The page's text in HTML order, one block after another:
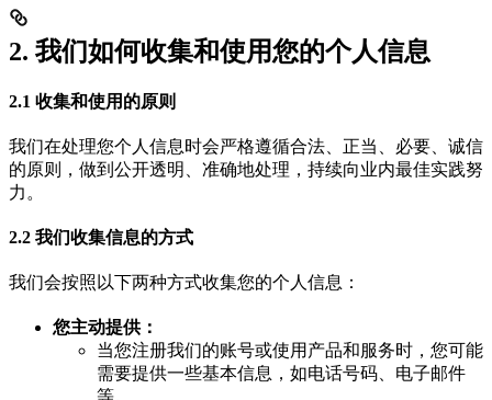
2. 我们如何收集和使用您的个人信息
2.1 收集和使用的原则
我们在处理您个人信息时会严格遵循合法、正当、必要、诚信
的原则，做到公开透明、准确地处理，持续向业内最佳实践努
力。
2.2 我们收集信息的方式
我们会按照以下两种方式收集您的个人信息：
您主动提供：
当您注册我们的账号或使用产品和服务时，您可能
需要提供一些基本信息，如电话号码、电子邮件
等。